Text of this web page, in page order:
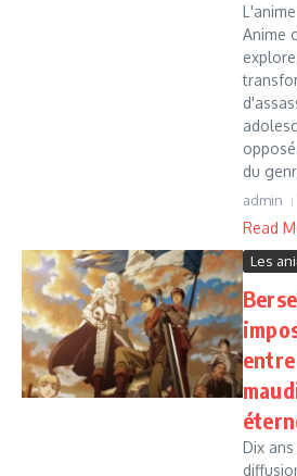
Anime
du
admin
Read
Les
Dix